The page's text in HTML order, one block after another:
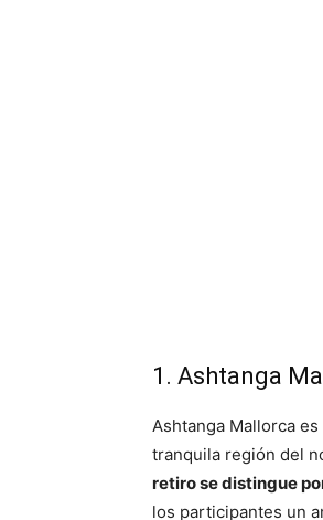
1. Ashtanga
Ashtanga Mallorca
tranquila región del
retiro se distingue
los participantes un